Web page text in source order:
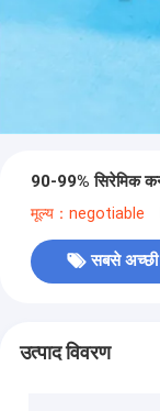
90-99% सिरेमिक
मूल्य：negotiable
सबसे
उत्पाद विवरण